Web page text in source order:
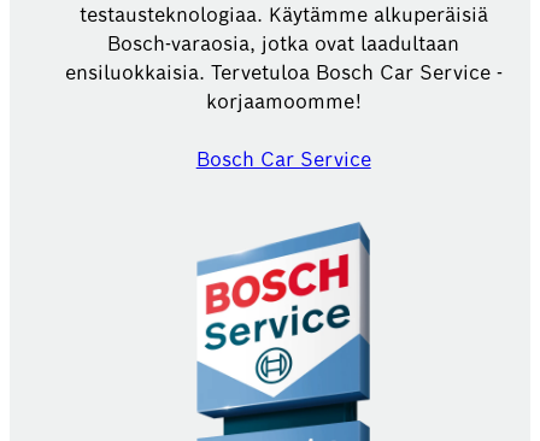
testausteknologiaa. Käytämme alkuperäisiä
Bosch-varaosia, jotka ovat laadultaan
ensiluokkaisia. Tervetuloa Bosch Car Service -
korjaamoomme!
Bosch Car Service